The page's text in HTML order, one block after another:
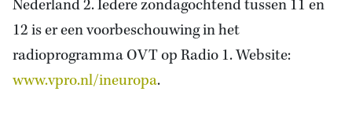
Nederland 2. Iedere zondagochtend tussen 11 en
12 is er een voorbeschouwing in het
radioprogramma OVT op Radio 1. Website:
www.vpro.nl/ineuropa.